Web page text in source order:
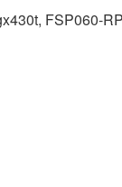
FSP060-